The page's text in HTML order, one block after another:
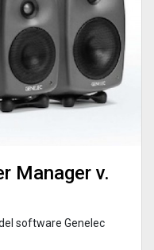
Manager v.
software Genelec